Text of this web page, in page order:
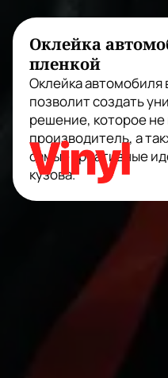
Оклейка
пленкой
Оклейка автомобиля
позволит создать
решение, которое
производитель, а
самые креативные
кузова.